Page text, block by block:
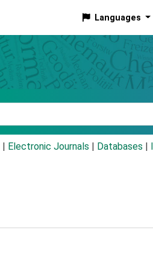
Languages
Electronic Journals Databases